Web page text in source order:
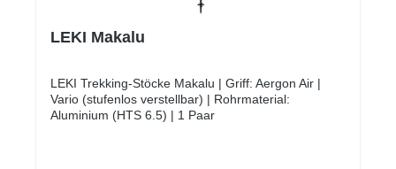
LEKI Makalu
LEKI Trekking-Stöcke Makalu | Griff: Aergon Air |
Vario (stufenlos verstellbar) | Rohrmaterial:
Aluminium (HTS 6.5) | 1 Paar